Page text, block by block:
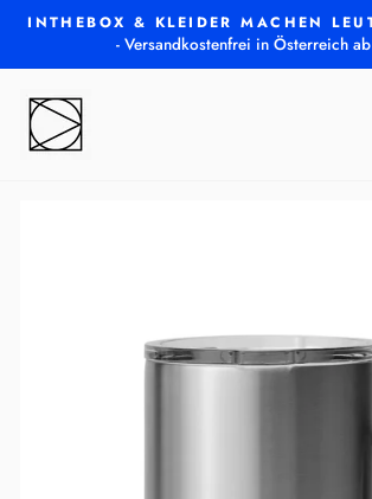
Direkt
Inhalt
Pause
INTHEBOX & KLEIDER MACHEN
- Versandkostenfrei in Österreich